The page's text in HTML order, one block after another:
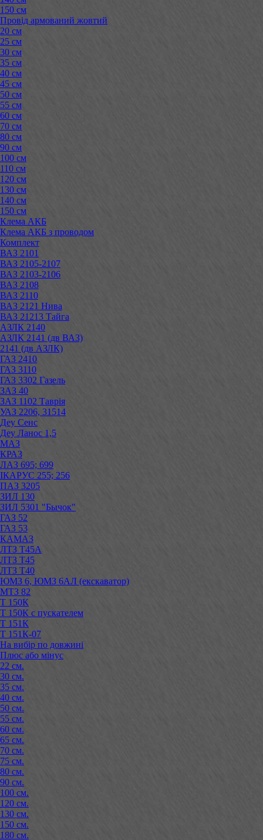
150 см
Провід армований жовтий
20 см
25 см
30 см
35 см
40 см
45 см
50 см
55 см
60 см
70 см
80 см
90 см
100 см
110 см
120 см
130 см
140 см
150 см
Клема АКБ
Клема АКБ з проводом
Комплект
ВАЗ 2101
ВАЗ 2105-2107
ВАЗ 2103-2106
ВАЗ 2108
ВАЗ 2110
ВАЗ 2121 Нива
ВАЗ 21213 Тайга
АЗЛК 2140
АЗЛК 2141 (дв ВАЗ)
2141 (дв АЗЛК)
ГАЗ 2410
ГАЗ 3110
ГАЗ 3302 Газель
ЗАЗ 40
ЗАЗ 1102 Таврія
УАЗ 2206, 31514
Деу Сенс
Деу Ланос 1,5
МАЗ
КРАЗ
ЛАЗ 695; 699
ІКАРУС 255; 256
ПАЗ 3205
ЗИЛ 130
ЗИЛ 5301 "Бычок"
ГАЗ 52
ГАЗ 53
КАМАЗ
ЛТЗ Т45А
ЛТЗ Т45
ЛТЗ Т40
ЮМЗ 6, ЮМЗ 6АЛ (екскаватор)
МТЗ 82
Т 150К
Т 150К с пускателем
Т 151К
Т 151К-07
На вибір по довжині
Плюс або мінус
22 см.
30 см.
35 см.
40 см.
50 см.
55 см.
60 см.
65 см.
70 см.
75 см.
80 см.
90 см.
100 см.
120 см.
130 см.
150 см.
180 см.